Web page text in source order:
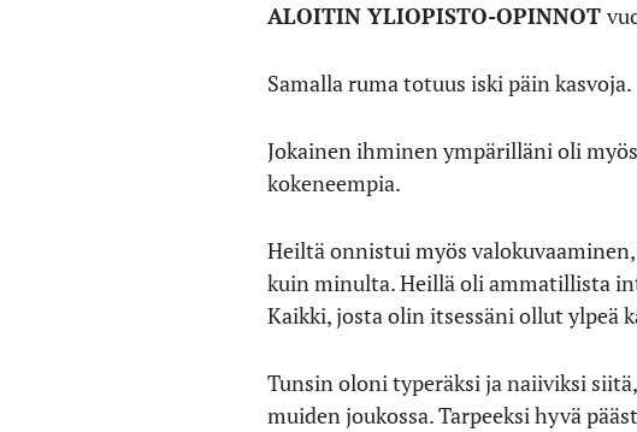
ALOITIN YLIOPISTO-OPINNOT
Samalla ruma totuus iski päin kasvoja.
Jokainen ihminen ympärilläni oli
kokeneempia.
Heiltä onnistui myös
kuin minulta. Heillä oli ammatillista
Kaikki, josta olin itsessäni ollut ylpeä
Tunsin oloni typeräksi ja naiiviksi
muiden joukossa. Tarpeeksi hyvä